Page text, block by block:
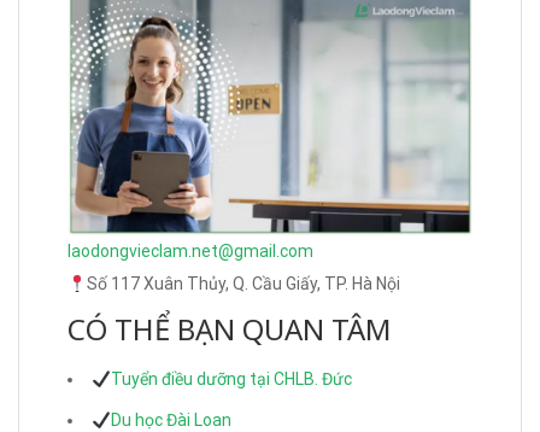
laodongvieclam.net@gmail.com
Số 117 Xuân Thủy, Q. Cầu Giấy, TP. Hà Nội
CÓ THỂ BẠN QUAN TÂM
Tuyển điều dưỡng tại CHLB. Đức
Du học Đài Loan